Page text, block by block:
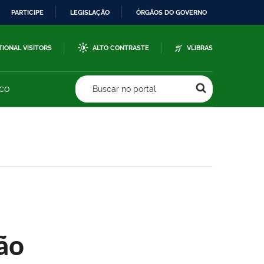
PARTICIPE LEGISLAÇÃO ÓRGÃOS DO GOVERNO
VISITORS ALTO CONTRASTE VLIBRAS
Buscar no portal